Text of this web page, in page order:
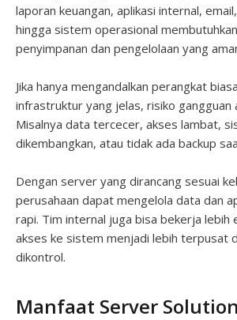
laporan keuangan, aplikasi internal,
hingga sistem operasional
penyimpanan dan pengelolaan yang
Jika hanya mengandalkan perangkat
infrastruktur yang jelas, risiko gangguan
Misalnya data tercecer, akses lambat,
dikembangkan, atau tidak ada backup
Dengan server yang dirancang sesuai
perusahaan dapat mengelola data dan
rapi. Tim internal juga bisa bekerja lebih
akses ke sistem menjadi lebih terpusat
dikontrol.
Manfaat Server Solution